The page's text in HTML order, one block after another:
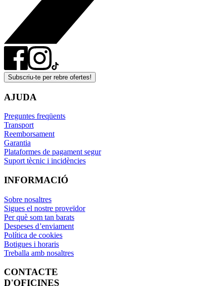
Subscriu-te per rebre ofertes!
AJUDA
Preguntes freqüents
Transport
Reemborsament
Garantia
Plataformes de pagament segur
Suport tècnic i incidències
INFORMACIÓ
Sobre nosaltres
Sigues el nostre proveïdor
Per què som tan barats
Despeses d’enviament
Política de cookies
Botigues i horaris
Treballa amb nosaltres
CONTACTE
D'OFICINES